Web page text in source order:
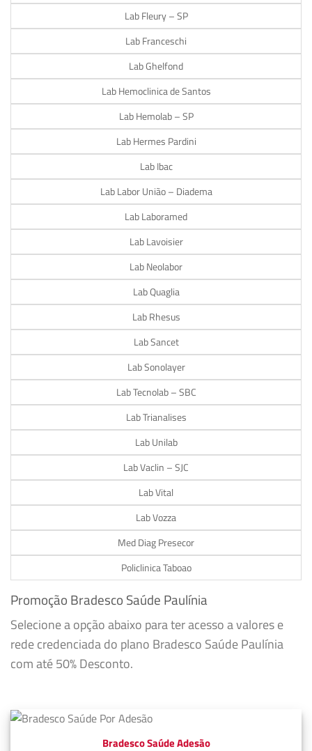
Lab Fleury – SP
Lab Franceschi
Lab Ghelfond
Lab Hemoclinica de Santos
Lab Hemolab – SP
Lab Hermes Pardini
Lab Ibac
Lab Labor União – Diadema
Lab Laboramed
Lab Lavoisier
Lab Neolabor
Lab Quaglia
Lab Rhesus
Lab Sancet
Lab Sonolayer
Lab Tecnolab – SBC
Lab Trianalises
Lab Unilab
Lab Vaclin – SJC
Lab Vital
Lab Vozza
Med Diag Presecor
Policlinica Taboao
Promoção Bradesco Saúde Paulínia
Selecione a opção abaixo para ter acesso a valores e
rede credenciada do plano Bradesco Saúde Paulínia
com até 50% Desconto.
Bradesco Saúde Adesão